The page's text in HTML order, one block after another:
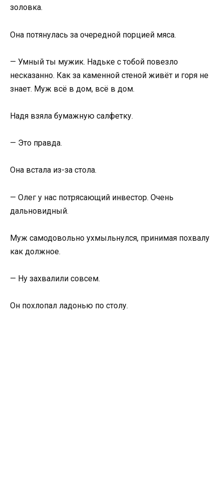
золовка.
Она потянулась за очередной порцией мяса.
— Умный ты мужик. Надьке с тобой повезло
несказанно. Как за каменной стеной живёт и горя не
знает. Муж всё в дом, всё в дом.
Надя взяла бумажную салфетку.
— Это правда.
Она встала из-за стола.
— Олег у нас потрясающий инвестор. Очень
дальновидный.
Муж самодовольно ухмыльнулся, принимая похвалу
как должное.
— Ну захвалили совсем.
Он похлопал ладонью по столу.